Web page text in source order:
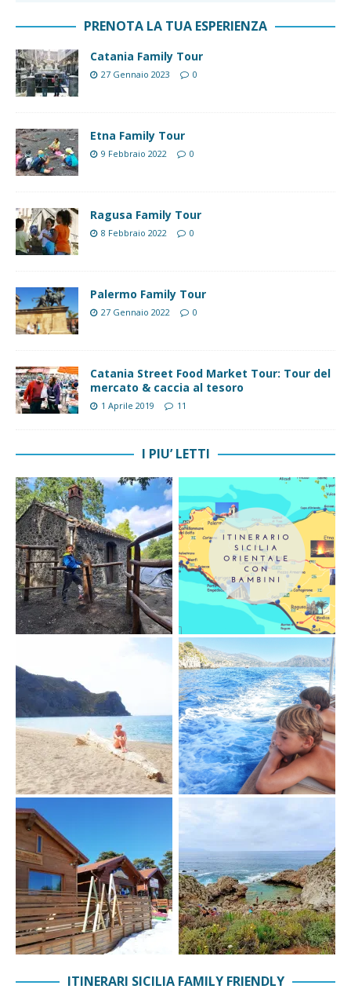
PRENOTA LA TUA ESPERIENZA
Catania Family Tour
27 Gennaio 2023 0
Etna Family Tour
9 Febbraio 2022 0
Ragusa Family Tour
8 Febbraio 2022 0
Palermo Family Tour
27 Gennaio 2022 0
Catania Street Food Market Tour: Tour del
mercato & caccia al tesoro
1 Aprile 2019 11
I PIU’ LETTI
ITINERARI SICILIA FAMILY FRIENDLY